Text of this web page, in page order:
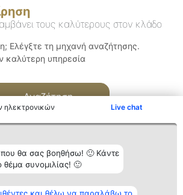
ηλεκτρονικών Live chat
που θα σας βοηθήσω! 🙂 Κάντε
θέμα συνομιλίας! 🙂
τους καλύτερους στον κλάδο
Ελέγξτε τη μηχανή αναζήτησης.
καλύτερη υπηρεσία
Αναζήτηση
Κατάταξη
Διακριθέντες
Επικοινωνία
Επικοινωνία